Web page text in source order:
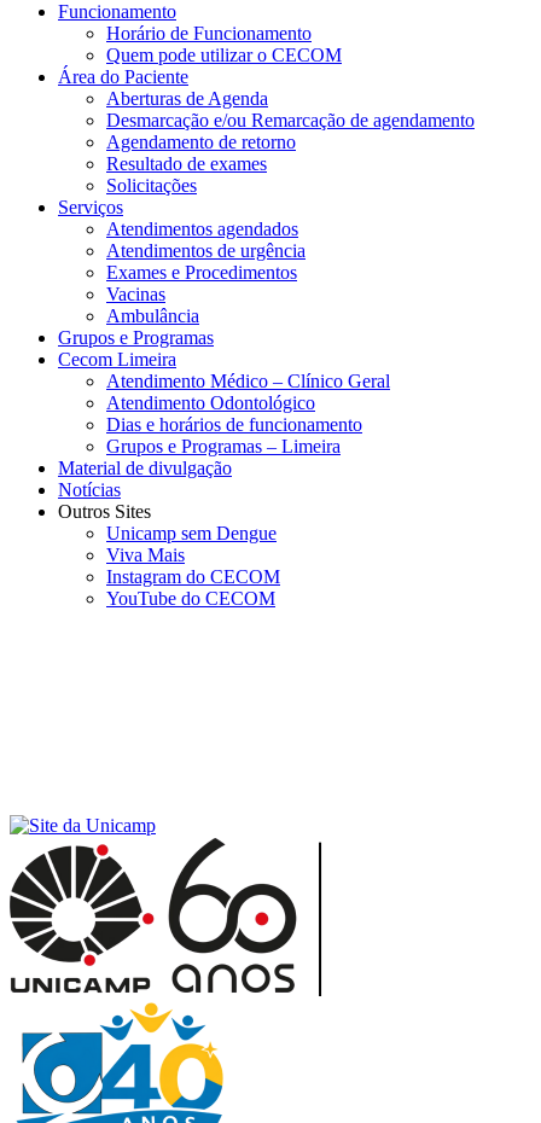
Funcionamento
Horário de Funcionamento
Quem pode utilizar o CECOM
Área do Paciente
Aberturas de Agenda
Desmarcação e/ou Remarcação de agendamento
Agendamento de retorno
Resultado de exames
Solicitações
Serviços
Atendimentos agendados
Atendimentos de urgência
Exames e Procedimentos
Vacinas
Ambulância
Grupos e Programas
Cecom Limeira
Atendimento Médico – Clínico Geral
Atendimento Odontológico
Dias e horários de funcionamento
Grupos e Programas – Limeira
Material de divulgação
Notícias
Outros Sites
Unicamp sem Dengue
Viva Mais
Instagram do CECOM
YouTube do CECOM